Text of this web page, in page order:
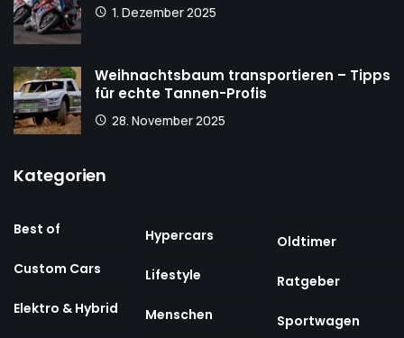
1. Dezember 2025
Weihnachtsbaum transportieren – Tipps
für echte Tannen-Profis
28. November 2025
Kategorien
Best of
Custom Cars
Elektro & Hybrid
Hypercars
Lifestyle
Menschen
Oldtimer
Ratgeber
Sportwagen